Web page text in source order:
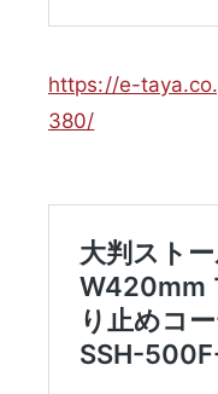
https://e-
380/